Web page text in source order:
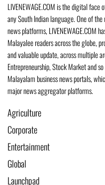
LIVENEWAGE.COM is the digital
any South Indian language. One of
news platforms, LIVENEWAGE.COM
Malayalee readers across the globe,
and valuable update, across multiple
Entrepreneurship, Stock Market and
Malayalam business news portals,
major news aggregator platforms.
Agriculture
Corporate
Entertainment
Global
Launchpad